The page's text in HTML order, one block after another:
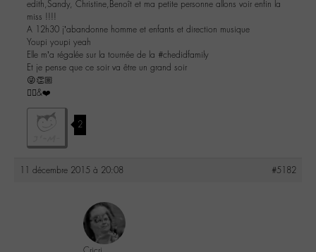
edith,Sandy, Christine,Benoît et ma petite personne allons voir enfin la
miss !!!!
A 12h30 j’abandonne homme et enfants et direction musique
Youpi youpi yeah
Elle m’a régalée sur la tournée de la #chedidfamily
Et je pense que ce soir va être un grand soir
😜👏🏼
✌🏼️&❤️
2
11 décembre 2015 à 20:08 #5182